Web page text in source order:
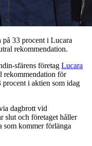
på 33 procent i Lucara
rekommendation.
sfärens företag Lucara
rekommendation för
i aktien som idag
dagbrott vid
slut och företaget håller
som kommer förlänga